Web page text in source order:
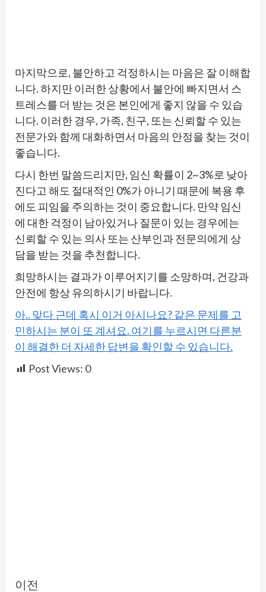
마지막으로, 불안하고 걱정하시는 마음은 잘 이해합
니다. 하지만 이러한 상황에서 불안에 빠지면서 스
트레스를 더 받는 것은 본인에게 좋지 않을 수 있습
니다. 이러한 경우, 가족, 친구, 또는 신뢰할 수 있는
전문가와 함께 대화하면서 마음의 안정을 찾는 것이
좋습니다.
다시 한번 말씀드리지만, 임신 확률이 2~3%로 낮아
진다고 해도 절대적인 0%가 아니기 때문에 복용 후
에도 피임을 주의하는 것이 중요합니다. 만약 임신
에 대한 걱정이 남아있거나 질문이 있는 경우에는
신뢰할 수 있는 의사 또는 산부인과 전문의에게 상
담을 받는 것을 추천합니다.
희망하시는 결과가 이루어지기를 소망하며, 건강과
안전에 항상 유의하시기 바랍니다.
아.. 맞다 근데 혹시 이거 아시나요? 같은 문제를 고
민하시는 분이 또 계셔요. 여기를 누르시면 다른분
이 해결한 더 자세한 답변을 확인할 수 있습니다.
Post Views: 0
Continue
이전